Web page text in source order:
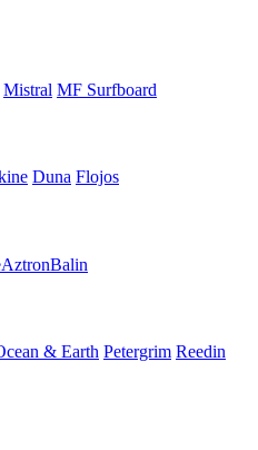
Mistral MF Surfboard
Duna Flojos
AztronBalin
& Earth Petergrim Reedin